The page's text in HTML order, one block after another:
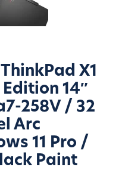
X1
14″
258V / 32
Arc
11 Pro /
Paint